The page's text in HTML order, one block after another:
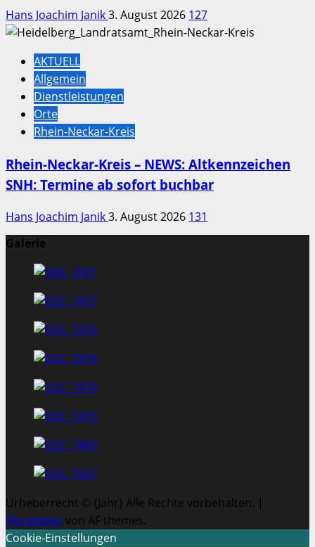
Hans Joachim Janik3. August 2026 127
AKTUELL
Allgemein
Dienstleistungen
Orte
Rhein-Neckar-Kreis
Rhein-Neckar-Kreis – NEWS: Altkennzeichen
SNH: Termine ab sofort buchbar
Hans Joachim Janik3. August 2026 131
Galerie
Urheberrecht © {Jahr} Alle Rechte vorbehalten. |
MoreNews von AF themes.
Cookie-Einstellungen